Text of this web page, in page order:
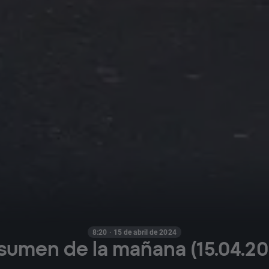
8:20 · 15 de abril de 2024
de la mañana